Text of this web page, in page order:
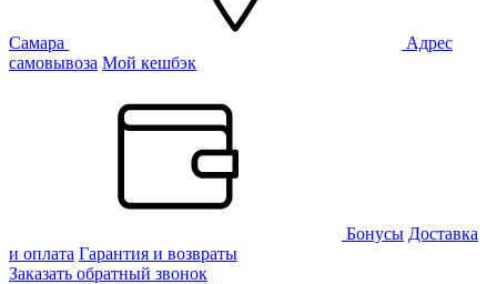
Самара
Адрес
самовывоза Мой кешбэк
Бонусы Доставка
и оплата Гарантия и возвраты
Заказать обратный звонок